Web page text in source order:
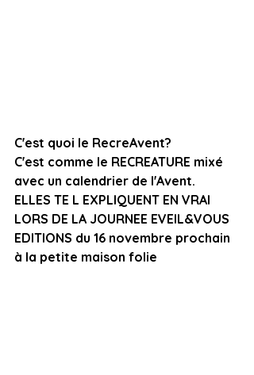
C'est quoi le RecreAvent?
C'est comme le RECREATURE mixé
avec un calendrier de l'Avent.
ELLES TE L EXPLIQUENT EN VRAI
LORS DE LA JOURNEE EVEIL&VOUS
EDITIONS du 16 novembre prochain
à la petite maison folie